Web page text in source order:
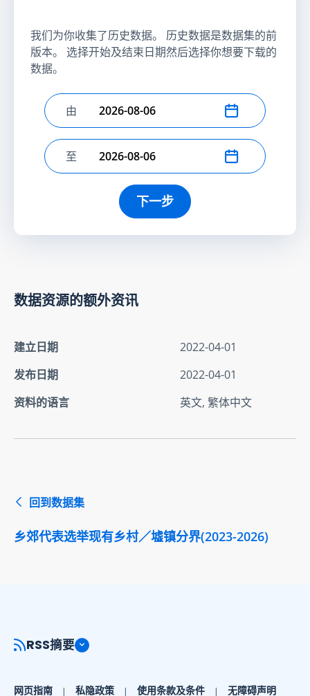
我们为你收集了历史数据。 历史数据是数据集的前
版本。 选择开始及结束日期然后选择你想要下载的
数据。
选择开始日期
由
选择结束日期
至
下一步
数据资源的额外资讯
建立日期
2022-04-01
发布日期
2022-04-01
资料的语言
英文, 繁体中文
回到数据集
乡郊代表选举现有乡村／墟镇分界(2023-2026)
RSS摘要
网页指南 私隐政策 使用条款及条件 无障碍声明